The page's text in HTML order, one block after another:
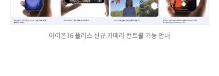
아이폰16 플러스 신규 카메라 컨트롤 기능 안내